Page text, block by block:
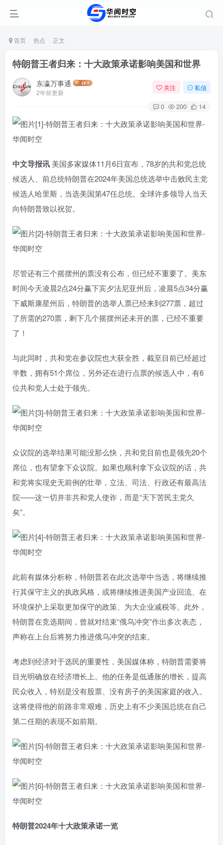
首页 热点 正文
特朗普王者归来：十大政策承诺影响美国和世界
东瀛万事通
2年前更新
关注 私信
0 200 14
中文导报讯 美国多家媒体11月6日宣布，78岁的共和党总统
候选人、前总统特朗普在2024年美国总统选举中击败民主党
候选人哈里斯，当选美国第47任总统。全球许多领导人当天
向特朗普致以祝贺。
尽管还有三个摇摆州的票没有公布，但已经不重要了。美东
时间今天凌晨2点24分赢下宾夕法尼亚州后，凌晨5点34分赢
下威斯康星州后，特朗普的选举人票已经来到277票，超过
了所需的270票，剩下几个摇摆州还未开的票，已经不重要
了！
与此同时，共和党在参议院也大获全胜，截至目前已经超过
半数，拥有51个席位，另外还在进行点票的候选人中，有6
位共和党人士处于领先。
众议院的选举结果可能没那么快，共和党目前也是领先20个
席位，也有望拿下众议院。如果也顺利拿下众议院的话，共
和党将实现史无前例的壮举，立法、司法、行政还有最高法
院——这一切并非共和党人使诈，而是“天下苦民主党久
矣”。
此前有媒体分析称，特朗普若在此次选举中当选，将继续推
行其保守主义的执政风格，或将继续推进美国产业回流、在
环境保护上采取更加保守的政策、为大企业减税等。此外，
特朗普在竞选期间，曾就对结束“俄乌冲突”作出多次表态，
声称在上台后将努力推进俄乌冲突的结束。
考虑到经济对于选民的重要性，美国媒体称，特朗普需要将
目光明确放在经济增长上。他的任务是低通胀的增长，提高
民众收入，特别是没有股票、没有房子的美国家庭的收入。
这将使得他的前路非常艰难，历史上有不少美国总统在自己
第二任期的表现不如前期。
特朗普2024年十大政策承诺一览